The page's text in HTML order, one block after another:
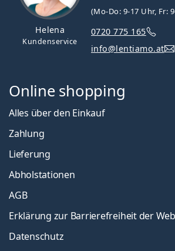
Helena
Kundenservice
(Mo-Do: 9-17 Uhr, Fr:
0720 775 165
info@lentiamo.at
Online shopping
Alles über den Einkauf
Zahlung
Lieferung
Abholstationen
AGB
Erklärung zur Barrierefreiheit der
Datenschutz